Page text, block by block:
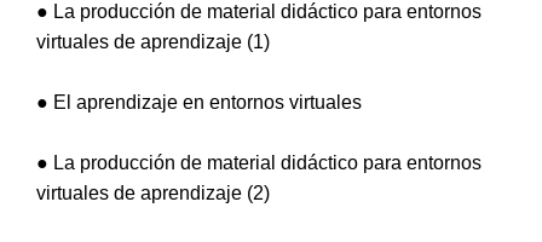
● La producción de material didáctico para entornos
virtuales de aprendizaje (1)
● El aprendizaje en entornos virtuales
● La producción de material didáctico para entornos
virtuales de aprendizaje (2)